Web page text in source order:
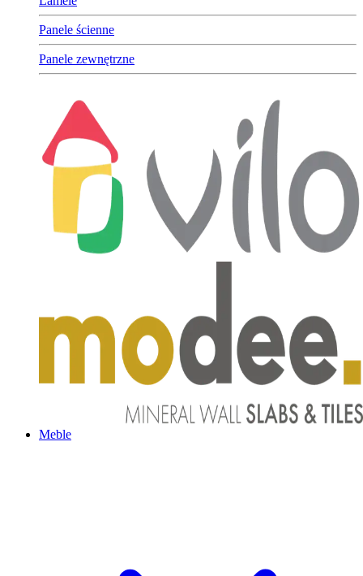
Panele ścienne
Panele zewnętrzne
Meble